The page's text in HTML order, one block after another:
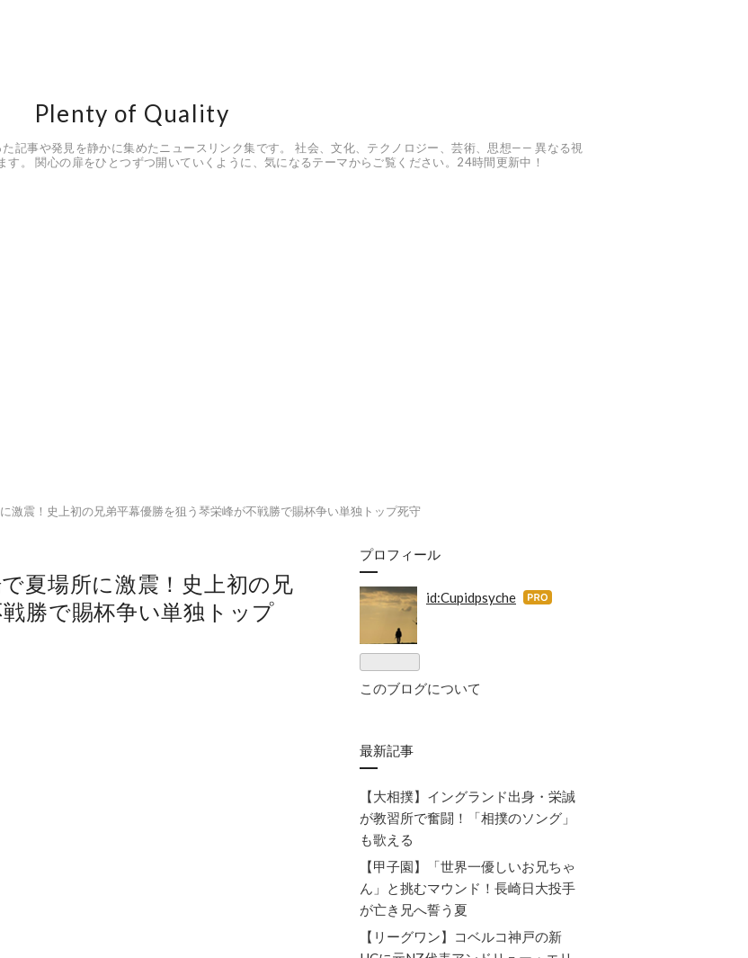
Plenty of Quality
記事や発見を静かに集めたニュースリンク集です。 社会、文化、テクノロジー、芸術、思想—— 異なる視
。 関心の扉をひとつずつ開いていくように、気になるテーマからご覧ください。24時間更新中！
激震！史上初の兄弟平幕優勝を狙う琴栄峰が不戦勝で賜杯争い単独トップ死守
夏場所に激震！史上初の兄
勝で賜杯争い単独トップ
プロフィール
id:Cupidpsyche はて
このブログについて
最新記事
​【大相撲】イングランド出身・栄誠
が教習所で奮闘！「相撲のソング」
も歌える
​【甲子園】「世界一優しいお兄ちゃ
ん」と挑むマウンド！長崎日大投手
が亡き兄へ誓う夏
​【リーグワン】コベルコ神戸の新